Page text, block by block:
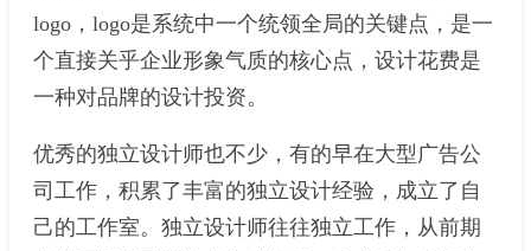
logo，logo是系统中一个统领全局的关键点，是一
个直接关乎企业形象气质的核心点，设计花费是
一种对品牌的设计投资。
优秀的独立设计师也不少，有的早在大型广告公
司工作，积累了丰富的独立设计经验，成立了自
己的工作室。独立设计师往往独立工作，从前期